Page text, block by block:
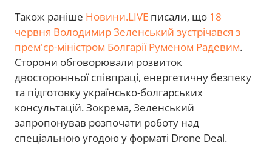
Також раніше Новини.LIVE писали, що 18
червня Володимир Зеленський зустрічався з
прем'єр-міністром Болгарії Руменом Радевим.
Сторони обговорювали розвиток
двосторонньої співпраці, енергетичну безпеку
та підготовку українсько-болгарських
консультацій. Зокрема, Зеленський
запропонував розпочати роботу над
спеціальною угодою у форматі Drone Deal.